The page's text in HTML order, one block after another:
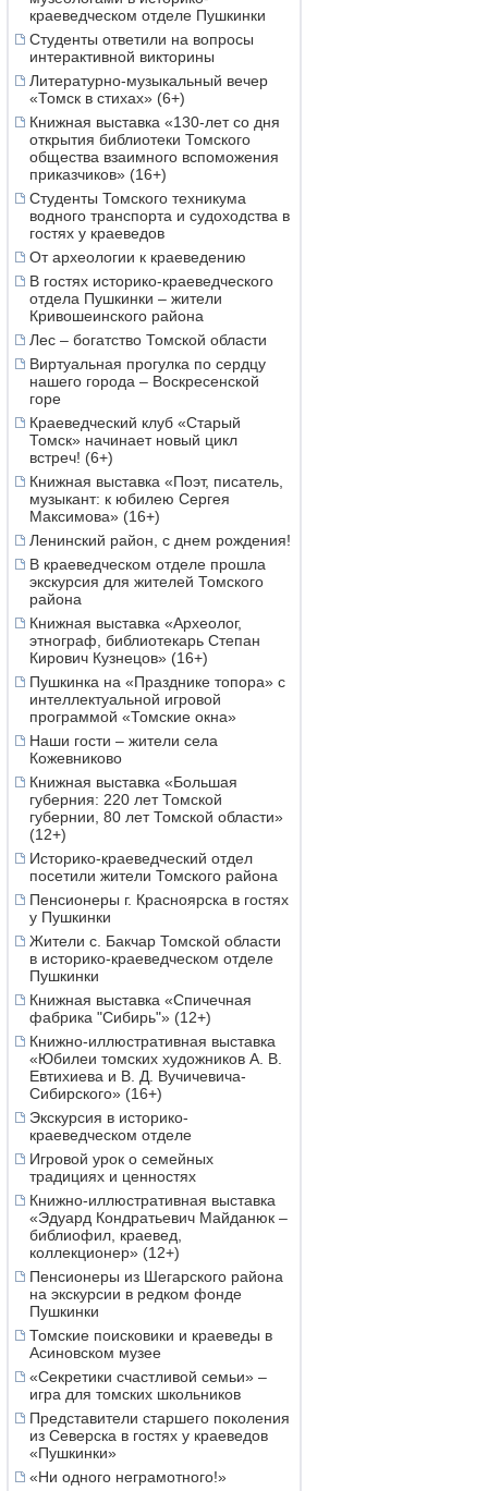
краеведческом отделе Пушкинки
Студенты ответили на вопросы
интерактивной викторины
Литературно-музыкальный вечер
«Томск в стихах» (6+)
Книжная выставка «130-лет со дня
открытия библиотеки Томского
общества взаимного вспоможения
приказчиков» (16+)
Студенты Томского техникума
водного транспорта и судоходства в
гостях у краеведов
От археологии к краеведению
В гостях историко-краеведческого
отдела Пушкинки – жители
Кривошеинского района
Лес – богатство Томской области
Виртуальная прогулка по сердцу
нашего города – Воскресенской
горе
Краеведческий клуб «Старый
Томск» начинает новый цикл
встреч! (6+)
Книжная выставка «Поэт, писатель,
музыкант: к юбилею Сергея
Максимова» (16+)
Ленинский район, с днем рождения!
В краеведческом отделе прошла
экскурсия для жителей Томского
района
Книжная выставка «Археолог,
этнограф, библиотекарь Степан
Кирович Кузнецов» (16+)
Пушкинка на «Празднике топора» с
интеллектуальной игровой
программой «Томские окна»
Наши гости – жители села
Кожевниково
Книжная выставка «Большая
губерния: 220 лет Томской
губернии, 80 лет Томской области»
(12+)
Историко-краеведческий отдел
посетили жители Томского района
Пенсионеры г. Красноярска в гостях
у Пушкинки
Жители с. Бакчар Томской области
в историко-краеведческом отделе
Пушкинки
Книжная выставка «Спичечная
фабрика "Сибирь"» (12+)
Книжно-иллюстративная выставка
«Юбилеи томских художников А. В.
Евтихиева и В. Д. Вучичевича-
Сибирского» (16+)
Экскурсия в историко-
краеведческом отделе
Игровой урок о семейных
традициях и ценностях
Книжно-иллюстративная выставка
«Эдуард Кондратьевич Майданюк –
библиофил, краевед,
коллекционер» (12+)
Пенсионеры из Шегарского района
на экскурсии в редком фонде
Пушкинки
Томские поисковики и краеведы в
Асиновском музее
«Секретики счастливой семьи» –
игра для томских школьников
Представители старшего поколения
из Северска в гостях у краеведов
«Пушкинки»
«Ни одного неграмотного!»